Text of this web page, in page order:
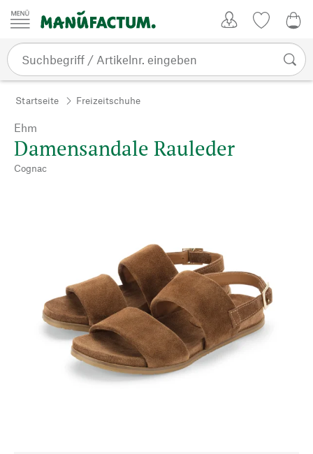
Zum Inhalt springen
Startseite Freizeitschuhe
Ehm
Damensandale Rauleder
Cognac